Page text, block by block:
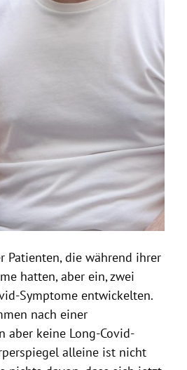
Patienten, die während ihrer
hatten, aber ein, zwei
Symptome entwickelten.
nach einer
aber keine Long-Covid-
alleine ist nicht